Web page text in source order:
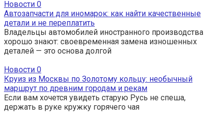
Новости 0
Автозапчасти для иномарок: как найти качественные
детали и не переплатить
Владельцы автомобилей иностранного производства
хорошо знают: своевременная замена изношенных
деталей — это основа долгой
Новости 0
Круиз из Москвы по Золотому кольцу: необычный
маршрут по древним городам и рекам
Если вам хочется увидеть старую Русь не спеша,
держать в руке кружку горячего чая